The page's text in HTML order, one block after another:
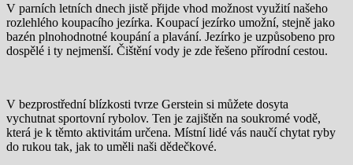
V parních letních dnech jistě přijde vhod možnost využití našeho
rozlehlého koupacího jezírka. Koupací jezírko umožní, stejně jako
bazén plnohodnotné koupání a plavání. Jezírko je uzpůsobeno pro
dospělé i ty nejmenší. Čištění vody je zde řešeno přírodní cestou.
V bezprostřední blízkosti tvrze Gerstein si můžete dosyta
vychutnat sportovní rybolov. Ten je zajištěn na soukromé vodě,
která je k těmto aktivitám určena. Místní lidé vás naučí chytat ryby
do rukou tak, jak to uměli naši dědečkové.